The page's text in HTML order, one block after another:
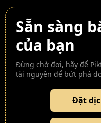
Sẵn sàng
của bạn
Đừng chờ đợi, hãy để
tài nguyên để bứt phá
Đặt